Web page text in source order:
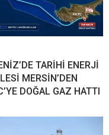
TARİHİ ENERJİ
MERSİN’DEN
DOĞAL GAZ HATTI